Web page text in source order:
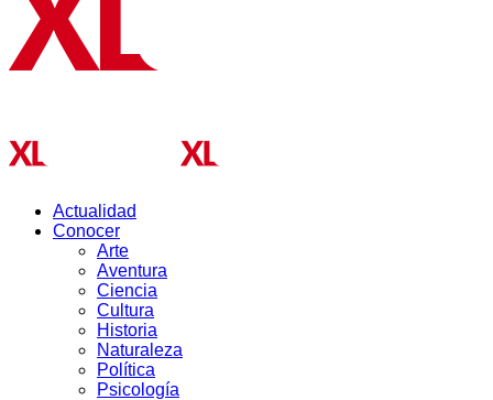
Actualidad
Conocer
Arte
Aventura
Ciencia
Cultura
Historia
Naturaleza
Política
Psicología